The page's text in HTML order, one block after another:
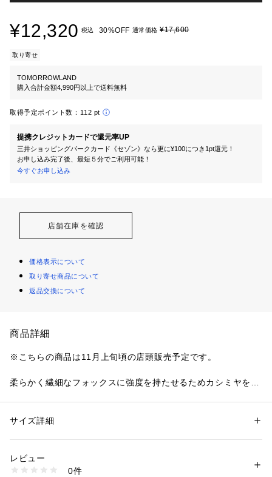
¥12,320 税込 30%OFF 通常価格 ¥17,600
取り寄せ
TOMORROWLAND
購入合計金額4,990円以上で送料無料
取得予定ポイント数： 112 pt
提携クレジットカードで還元率UP
三井ショッピングパークカード《セゾン》なら更に¥100につき1pt還元！
お申し込み完了後、最短５分でご利用可能！
今すぐお申し込み
店舗在庫を確認
価格表示について
取り寄せ商品について
返品交換について
商品詳細
※こちらの商品は11月上旬頃の店頭販売予定です。
柔らかく繊細なフォックスに強度を持たせるためカシミヤを混
地良い肌触りが魅力です。
しめるアイテム。
同じシリーズのクルーネックプルオーバー(22-02-54-02302)
性別：レディース
素材：毛90％　カシミヤ10％　フリンジ部分：モヘヤ40％　ナイロン3
生産国：中国
洗濯：手洗い、漂白不可、タンブル乾燥不可、自然乾燥、アイロン仕上げ
サイズ詳細
レビュー
0件